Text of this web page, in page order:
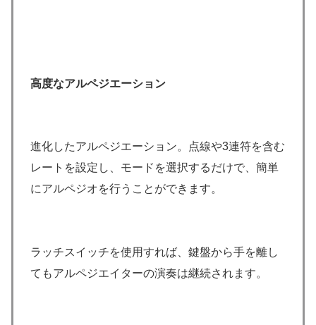
高度なアルペジエーション
進化したアルペジエーション。点線や3連符を含む
レートを設定し、モードを選択するだけで、簡単
にアルペジオを行うことができます。
ラッチスイッチを使用すれば、鍵盤から手を離し
てもアルペジエイターの演奏は継続されます。